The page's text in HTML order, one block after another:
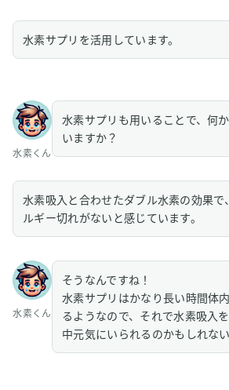
水素サプリを活用しています。
水素くん
水素サプリも用いることで、何
いますか？
水素吸入と合わせたダブル水素の効果で
ルギー切れがないと感じています。
水素くん
そうなんですね！
水素サプリはかなり長い時間体
るようなので、それで水素吸入
中元気にいられるのかもしれな